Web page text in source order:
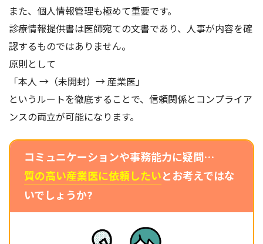
また、個人情報管理も極めて重要です。
診療情報提供書は医師宛ての文書であり、人事が内容を確
認するものではありません。
原則として
「本人 →（未開封）→ 産業医」
というルートを徹底することで、信頼関係とコンプライア
ンスの両立が可能になります。
コミュニケーションや事務能力に疑問…
質の高い産業医に依頼したいとお考えではな
いでしょうか?